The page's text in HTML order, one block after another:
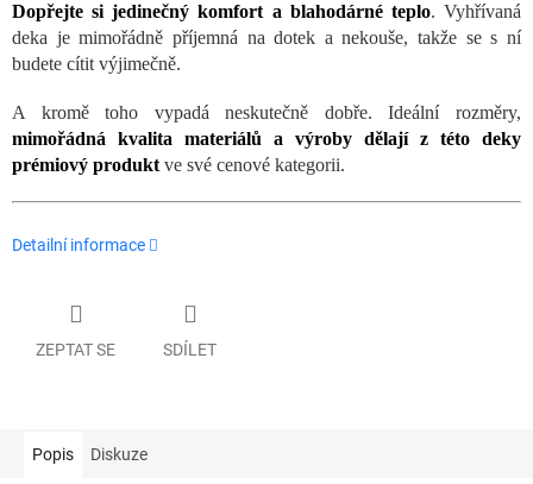
Dopřejte si jedinečný komfort a blahodárné teplo. Vyhřívaná
deka je mimořádně příjemná na dotek a nekouše, takže se s ní
budete cítit výjimečně.
A kromě toho vypadá neskutečně dobře. Ideální rozměry,
mimořádná kvalita materiálů a výroby dělají z této deky
prémiový produkt ve své cenové kategorii.
Detailní informace
ZEPTAT SE SDÍLET
Popis Diskuze